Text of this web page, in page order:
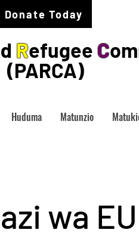
Donate Today
RefugeeC
(PARCA)
Huduma Matunzio
wa EU